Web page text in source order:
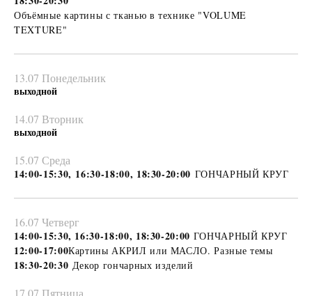
Объёмные картины с тканью в технике "VOLUME
TEXTURE"
13.07 Понедельник
выходной
14.07 Вторник
выходной
15.07 Среда
14:00-15:30, 16:30-18:00, 18:30-20:00 ГОНЧАРНЫЙ КРУГ
16.07 Четверг
14:00-15:30, 16:30-18:00, 18:30-20:00 ГОНЧАРНЫЙ КРУГ
12:00-17:00Картины АКРИЛ или МАСЛО. Разные темы
18:30-20:30 Декор гончарных изделий
17.07 Пятница